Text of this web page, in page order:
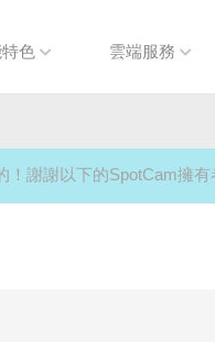
色 雲端服務
！謝謝以下的SpotCam擁